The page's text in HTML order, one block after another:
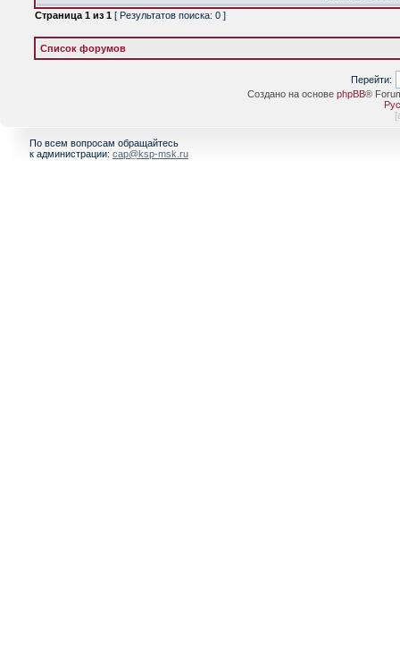
Страница 1 из 1 [ Результатов поиска: 0 ]
Список форумов
Перейти:
Создано на основе phpBB®
[
По всем вопросам обращайтесь
к администрации: cap@ksp-msk.ru